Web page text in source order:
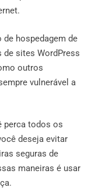
hospedagem de
sites WordPress
outros
vulnerável a
perca todos os
deseja evitar
seguras de
maneiras é usar